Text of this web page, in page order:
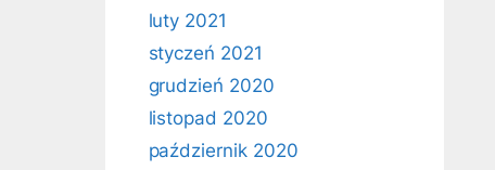
luty 2021
styczeń 2021
grudzień 2020
listopad 2020
październik 2020